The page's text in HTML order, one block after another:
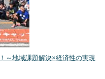
～地域課題解決×経済性の実現